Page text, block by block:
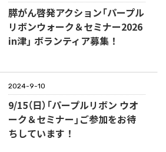
膵がん啓発アクション「パープル
リボンウォーク＆セミナー2026
in津」 ボランティア募集！
2024-9-10
9/15（日）「パープルリボン ウオ
ーク＆セミナー」ご参加をお待
ちしています！